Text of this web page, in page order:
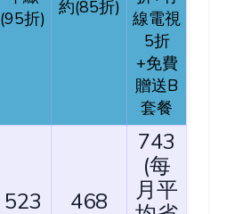
(95折)
約(85折)
線電視
5折
+免費
贈送B
套餐
523 468
743
(每
月平